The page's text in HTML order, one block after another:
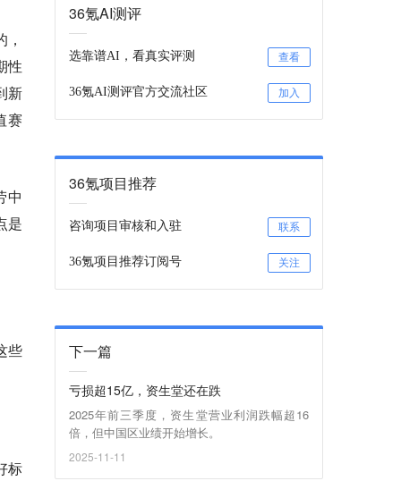
性
新
赛
中
是
些
标
36氪AI测评
选靠谱AI，看真实评测 查看
36氪AI测评官方交流社区 加入
36氪项目推荐
咨询项目审核和入驻 联系
36氪项目推荐订阅号 关注
下一篇
亏损超15亿，资生堂还在跌
2025年前三季度，资生堂营业利润跌幅超16
倍，但中国区业绩开始增长。
2025-11-11